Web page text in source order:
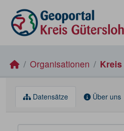
Organisationen
Datensätze Über uns